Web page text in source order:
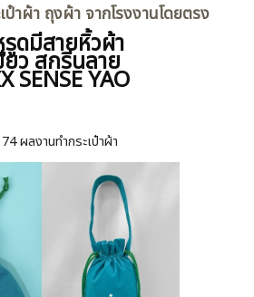
าผ้า ถุงผ้า จากโรงงานโดยตรง
ดมีสายหิ้วผ้า
ยว สกรีนลาย
SENSE YAO
ผลงานทำกระเป๋าผ้า